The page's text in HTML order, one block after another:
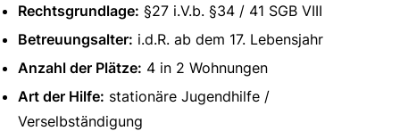
Rechtsgrundlage: §27 i.V.b. §34 / 41 SGB VIII
Betreuungsalter: i.d.R. ab dem 17. Lebensjahr
Anzahl der Plätze: 4 in 2 Wohnungen
Art der Hilfe: stationäre Jugendhilfe /
Verselbständigung